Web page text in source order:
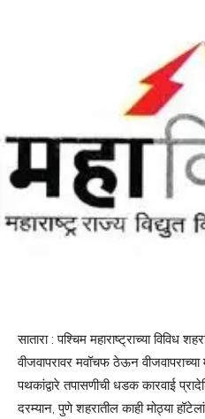
सातारा : पश्चिम महाराष्ट्राच्या विविध
वीजवापरावर मवॉचफ ठेऊन
पथकांद्वारे तपासणीची धडक कारवाई
दरम्यान, पुणे शहरातील काही मोठ्या